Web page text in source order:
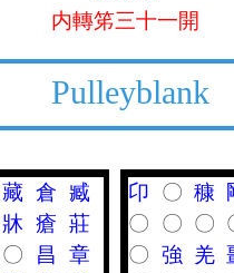
内轉笫三十一開
Pulleyblank
藏 倉 臧
牀 瘡 莊
〇 昌
章
卬 〇 穅
〇
〇 〇
〇 強 羌